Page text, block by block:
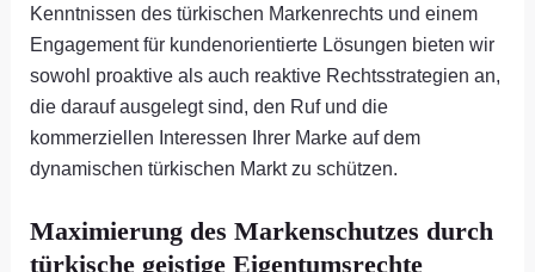
Kenntnissen des türkischen Markenrechts und einem
Engagement für kundenorientierte Lösungen bieten wir
sowohl proaktive als auch reaktive Rechtsstrategien an,
die darauf ausgelegt sind, den Ruf und die
kommerziellen Interessen Ihrer Marke auf dem
dynamischen türkischen Markt zu schützen.
Maximierung des Markenschutzes durch
türkische geistige Eigentumsrechte